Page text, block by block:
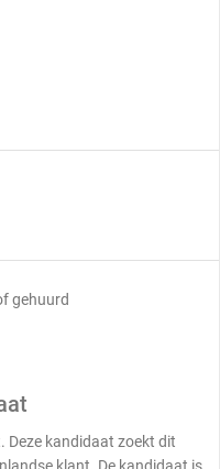
gehuurd
Deze kandidaat zoekt dit